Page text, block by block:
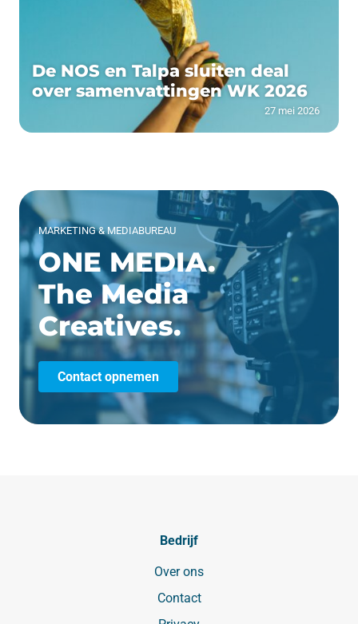
De NOS en Talpa sluiten deal
over samenvattingen WK 2026
27 mei 2026
MARKETING & MEDIABUREAU
ONE MEDIA.
The Media
Creatives.
Contact opnemen
Bedrijf
Over ons
Contact